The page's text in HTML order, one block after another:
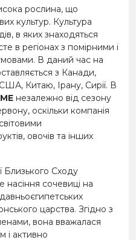
рослина, що
культур. Культура
в яких знаходяться
в регіонах з помірними і
В даний час на
з Канади,
США, Китаю, Ірану, Сирії. В
незалежно від сезону
оскільки компанія
овочів та інших
Близького Сходу
сочевиці на
царства. Згідно з
вона вважалася
і активно